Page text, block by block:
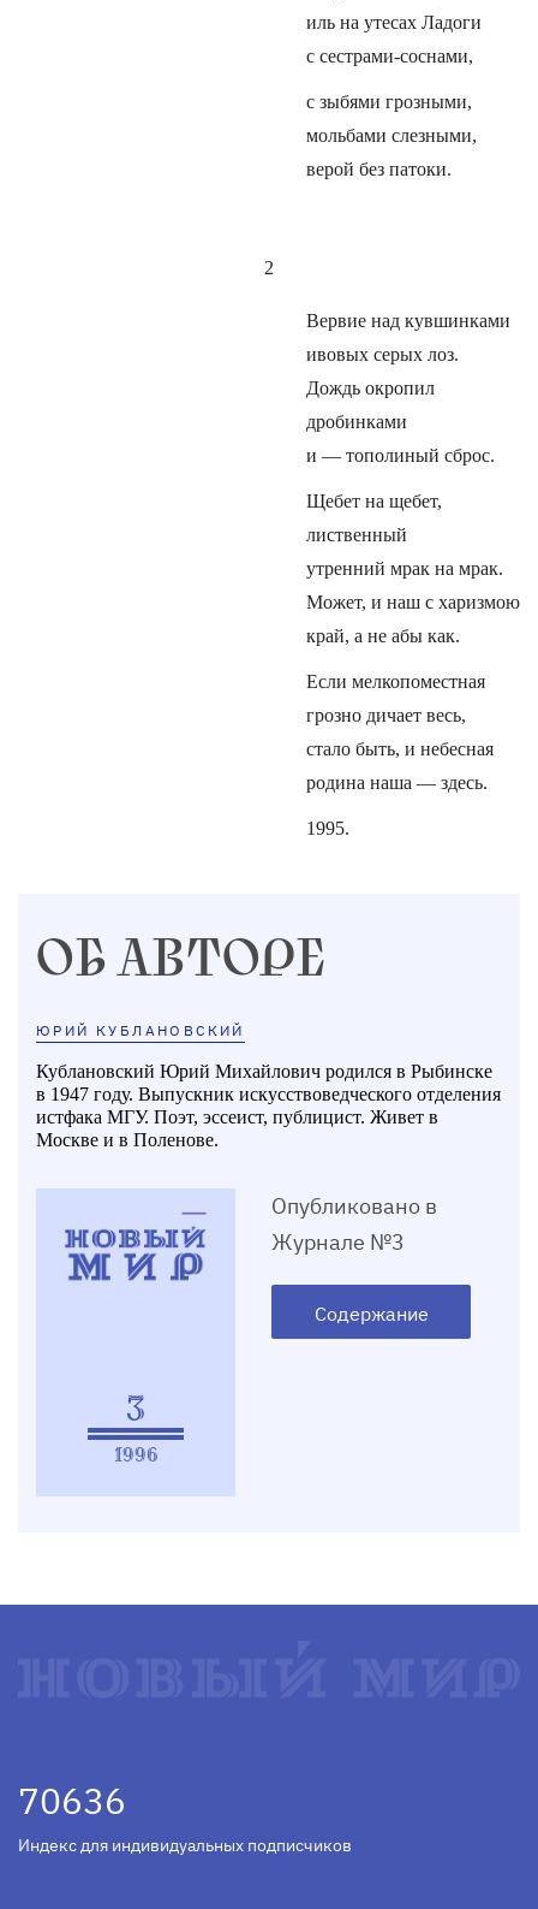
иль на утесах Ладоги
с сестрами-соснами,
с зыбями грозными,
мольбами слезными,
верой без патоки.
2
Вервие над кувшинками
ивовых серых лоз.
Дождь окропил
дробинками
и — тополиный сброс.
Щебет на щебет,
лиственный
утренний мрак на мрак.
Может, и наш с харизмою
край, а не абы как.
Если мелкопоместная
грозно дичает весь,
стало быть, и небесная
родина наша — здесь.
1995.
ОБ АВТОРЕ
ЮРИЙ КУБЛАНОВСКИЙ
Кублановский Юрий Михайлович родился в Рыбинске
в 1947 году. Выпускник искусствоведческого отделения
истфака МГУ. Поэт, эссеист, публицист. Живет в
Москве и в Поленове.
3
1996
Опубликовано в
Журнале №3
Содержание
70636
Индекс для индивидуальных подписчиков